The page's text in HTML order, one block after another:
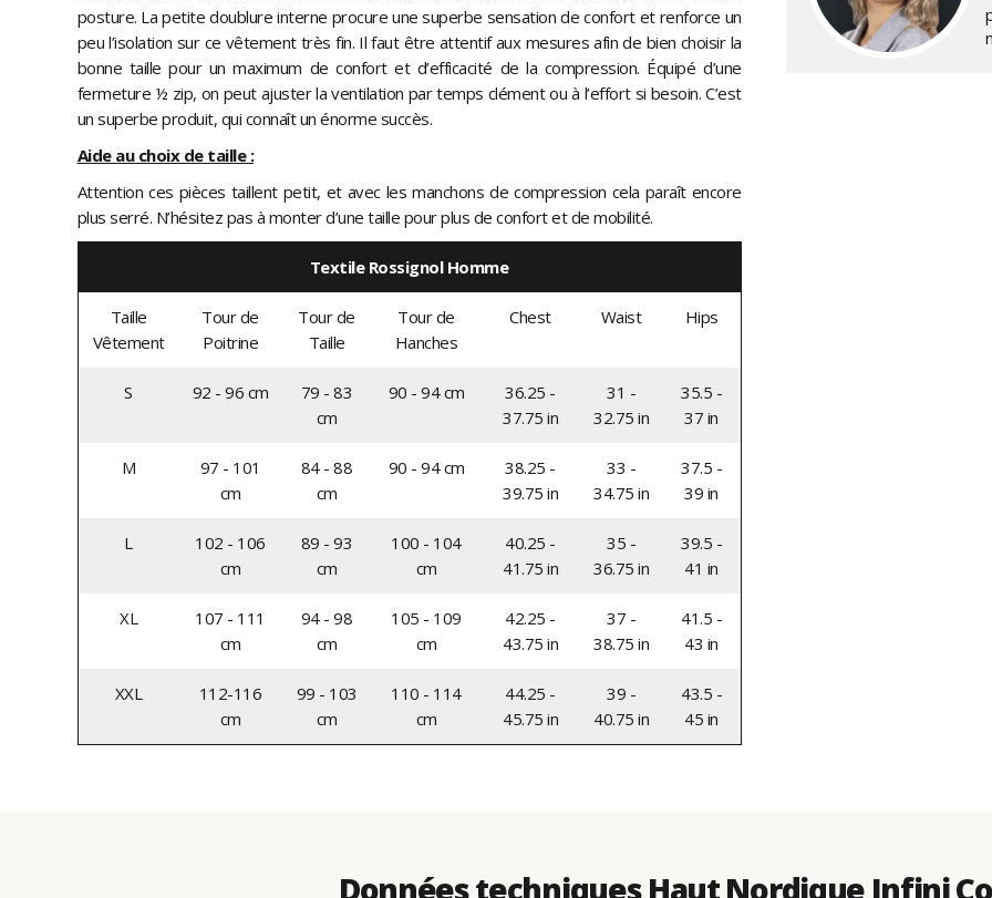
posture. La petite doublure interne procure une superbe sensation de confort et renforce un
peu l’isolation sur ce vêtement très fin. Il faut être attentif aux mesures afin de bien choisir la
bonne taille pour un maximum de confort et d’efficacité de la compression. Équipé d’une
fermeture ½ zip, on peut ajuster la ventilation par temps clément ou à l’effort si besoin. C’est
un superbe produit, qui connaît un énorme succès.
Aide au choix de taille :
Attention ces pièces taillent petit, et avec les manchons de compression cela paraît encore
plus serré. N’hésitez pas à monter d’une taille pour plus de confort et de mobilité.
Textile Rossignol Homme
Taille
Vêtement
Tour de
Poitrine
Tour de
Taille
Tour de
Hanches
Chest Waist Hips
S 92 - 96 cm
79 - 83
cm
90 - 94 cm
36.25 -
37.75 in
31 -
32.75 in
35.5 -
37 in
M
97 - 101
cm
84 - 88
cm
90 - 94 cm
38.25 -
39.75 in
33 -
34.75 in
37.5 -
39 in
L
102 - 106
cm
89 - 93
cm
100 - 104
cm
40.25 -
41.75 in
35 -
36.75 in
39.5 -
41 in
XL
107 - 111
cm
94 - 98
cm
105 - 109
cm
42.25 -
43.75 in
37 -
38.75 in
41.5 -
43 in
XXL
112-116
cm
99 - 103
cm
110 - 114
cm
44.25 -
45.75 in
39 -
40.75 in
43.5 -
45 in
Données techniques Haut Nordique Infini